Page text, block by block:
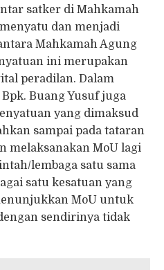
satker di Mahkamah
dan menjadi
Mahkamah Agung
ini merupakan
peradilan. Dalam
Buang Yusuf juga
yang dimaksud
sampai pada tataran
melaksanakan MoU lagi
lembaga satu sama
satu kesatuan yang
MoU untuk
sendirinya tidak